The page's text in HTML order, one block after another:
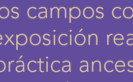
campos